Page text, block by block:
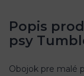
Popis
psy
Obojok pre malé